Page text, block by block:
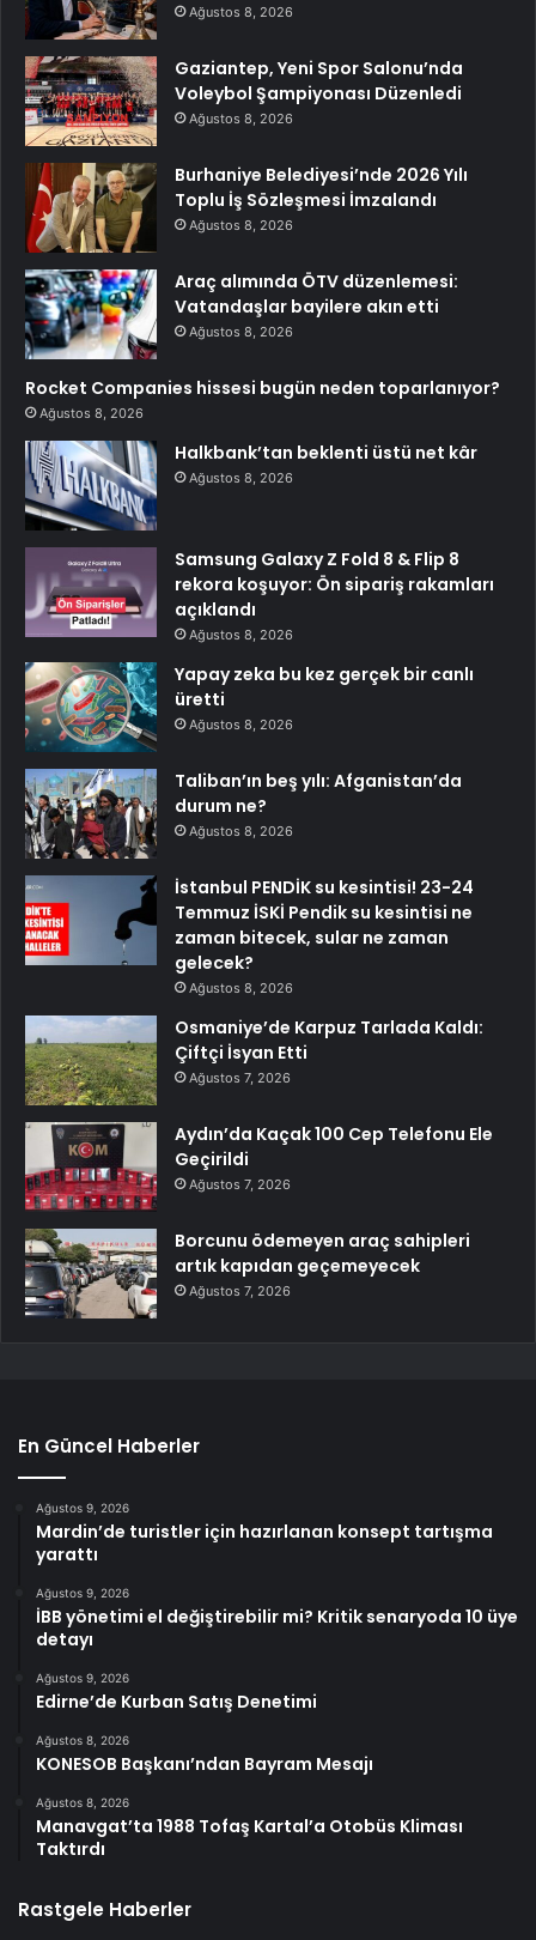
Ağustos 8, 2026
Gaziantep, Yeni Spor Salonu’nda
Voleybol Şampiyonası Düzenledi
Ağustos 8, 2026
Burhaniye Belediyesi’nde 2026 Yılı
Toplu İş Sözleşmesi İmzalandı
Ağustos 8, 2026
Araç alımında ÖTV düzenlemesi:
Vatandaşlar bayilere akın etti
Ağustos 8, 2026
Rocket Companies hissesi bugün neden toparlanıyor?
Ağustos 8, 2026
Halkbank’tan beklenti üstü net kâr
Ağustos 8, 2026
Samsung Galaxy Z Fold 8 & Flip 8
rekora koşuyor: Ön sipariş rakamları
açıklandı
Ağustos 8, 2026
Yapay zeka bu kez gerçek bir canlı
üretti
Ağustos 8, 2026
Taliban’ın beş yılı: Afganistan’da
durum ne?
Ağustos 8, 2026
İstanbul PENDİK su kesintisi! 23-24
Temmuz İSKİ Pendik su kesintisi ne
zaman bitecek, sular ne zaman
gelecek?
Ağustos 8, 2026
Osmaniye’de Karpuz Tarlada Kaldı:
Çiftçi İsyan Etti
Ağustos 7, 2026
Aydın’da Kaçak 100 Cep Telefonu Ele
Geçirildi
Ağustos 7, 2026
Borcunu ödemeyen araç sahipleri
artık kapıdan geçemeyecek
Ağustos 7, 2026
En Güncel Haberler
Ağustos 9, 2026
Mardin’de turistler için hazırlanan konsept tartışma
yarattı
Ağustos 9, 2026
İBB yönetimi el değiştirebilir mi? Kritik senaryoda 10 üye
detayı
Ağustos 9, 2026
Edirne’de Kurban Satış Denetimi
Ağustos 8, 2026
KONESOB Başkanı’ndan Bayram Mesajı
Ağustos 8, 2026
Manavgat’ta 1988 Tofaş Kartal’a Otobüs Kliması
Taktırdı
Rastgele Haberler